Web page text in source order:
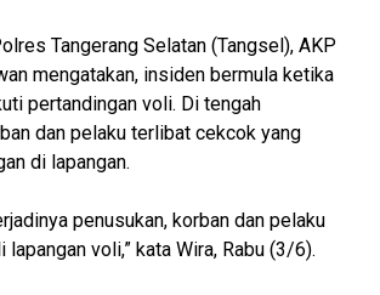
Tangerang Selatan (Tangsel), AKP
mengatakan, insiden bermula ketika
pertandingan voli. Di tengah
dan pelaku terlibat cekcok yang
di lapangan.
penusukan, korban dan pelaku
voli,” kata Wira, Rabu (3/6).